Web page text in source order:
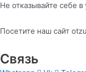
Не отказывайте себе
Посетите наш сайт
Связь